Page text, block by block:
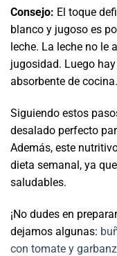
Consejo: El toque
blanco y jugoso es
leche. La leche no le
jugosidad. Luego
absorbente de cocina.
Siguiendo estos
desalado perfecto
Además, este
dieta semanal, ya
saludables.
¡No dudes en
dejamos algunas:
con tomate y